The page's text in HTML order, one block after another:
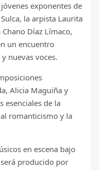
exponentes de
la arpista Laurita
Díaz Límaco,
un encuentro
nuevas voces.
Alicia Maguiña y
esenciales de la
romanticismo y la
en escena bajo
producido por